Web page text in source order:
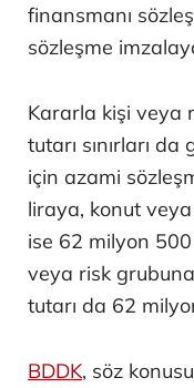
finansmanı
sözleşme
Kararla kişi veya
tutarı sınırları
için azami
liraya, konut veya
ise 62 milyon
veya risk
tutarı da 62
BDDK, söz